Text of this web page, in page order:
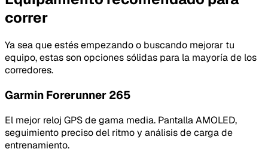
correr
Ya sea que estés empezando o buscando mejorar tu
equipo, estas son opciones sólidas para la mayoría de los
corredores.
Garmin Forerunner 265
El mejor reloj GPS de gama media. Pantalla AMOLED,
seguimiento preciso del ritmo y análisis de carga de
entrenamiento.